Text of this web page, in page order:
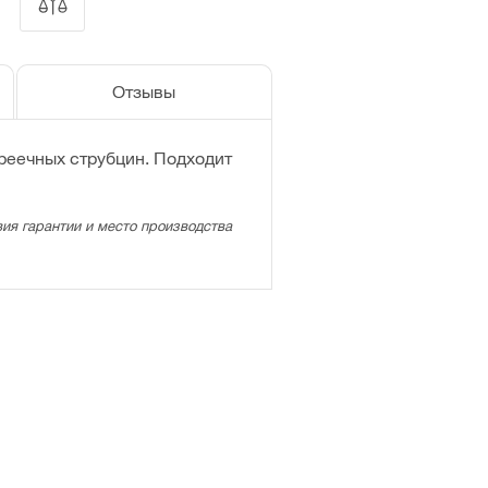
Отзывы
струбцин. Подходит
гарантии и место производства